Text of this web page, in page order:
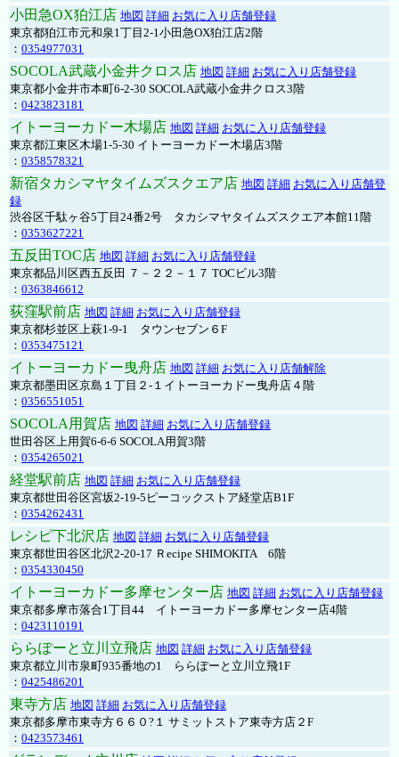
小田急OX狛江店 地図 詳細 お気に入り店舗登録
東京都狛江市元和泉1丁目2-1小田急OX狛江店2階
： 0354977031
SOCOLA武蔵小金井クロス店 地図 詳細 お気に入り店舗登録
東京都小金井市本町6-2-30 SOCOLA武蔵小金井クロス3階
： 0423823181
イトーヨーカドー木場店 地図 詳細 お気に入り店舗登録
東京都江東区木場1-5-30 イトーヨーカドー木場店3階
： 0358578321
新宿タカシマヤタイムズスクエア店 地図 詳細 お気に入り店舗登
録
渋谷区千駄ヶ谷5丁目24番2号 タカシマヤタイムズスクエア本館11階
： 0353627221
五反田TOC店 地図 詳細 お気に入り店舗登録
東京都品川区西五反田 ７－２２－１７ TOCビル3階
： 0363846612
荻窪駅前店 地図 詳細 お気に入り店舗登録
東京都杉並区上萩1-9-1 タウンセブン６F
： 0353475121
イトーヨーカドー曳舟店 地図 詳細 お気に入り店舗解除
東京都墨田区京島１丁目２-１イトーヨーカドー曳舟店４階
： 0356551051
SOCOLA用賀店 地図 詳細 お気に入り店舗登録
世田谷区上用賀6-6-6 SOCOLA用賀3階
： 0354265021
経堂駅前店 地図 詳細 お気に入り店舗登録
東京都世田谷区宮坂2-19-5ピーコックストア経堂店B1F
： 0354262431
レシピ下北沢店 地図 詳細 お気に入り店舗登録
東京都世田谷区北沢2-20-17 Ｒecipe SHIMOKITA 6階
： 0354330450
イトーヨーカドー多摩センター店 地図 詳細 お気に入り店舗登録
東京都多摩市落合1丁目44 イトーヨーカドー多摩センター店4階
： 0423110191
ららぽーと立川立飛店 地図 詳細 お気に入り店舗登録
東京都立川市泉町935番地の1 ららぽーと立川立飛1F
： 0425486201
東寺方店 地図 詳細 お気に入り店舗登録
東京都多摩市東寺方６６０?１ サミットストア東寺方店２F
： 0423573461